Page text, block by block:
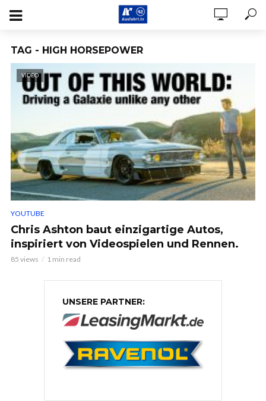
TAG - HIGH HORSEPOWER
VIDEO
YOUTUBE
Chris Ashton baut einzigartige Autos,
inspiriert von Videospielen und Rennen.
85 views 1 min read
UNSERE PARTNER: